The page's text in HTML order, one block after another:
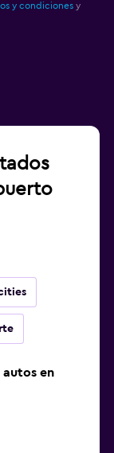
y condiciones y
autos en